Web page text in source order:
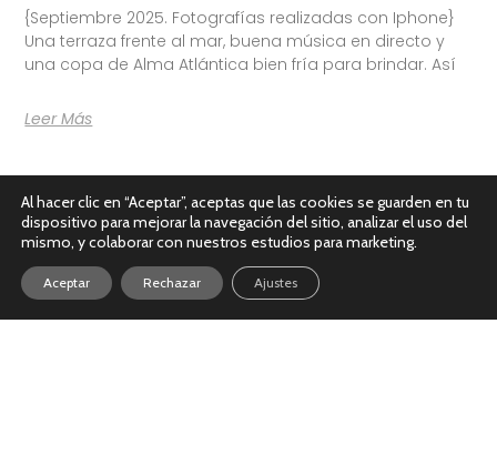
{Septiembre 2025. Fotografías realizadas con Iphone}
Una terraza frente al mar, buena música en directo y
una copa de Alma Atlántica bien fría para brindar. Así
Leer Más
Al hacer clic en “Aceptar”, aceptas que las cookies se guarden en tu
dispositivo para mejorar la navegación del sitio, analizar el uso del
mismo, y colaborar con nuestros estudios para marketing.
Aceptar Rechazar Ajustes